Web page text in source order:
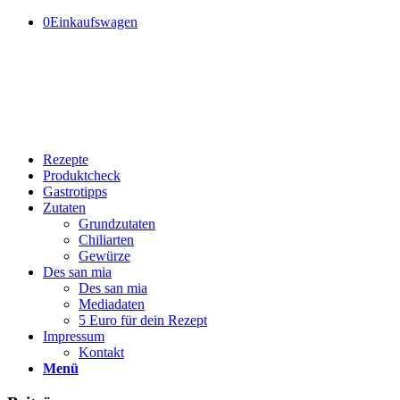
0Einkaufswagen
Rezepte
Produktcheck
Gastrotipps
Zutaten
Grundzutaten
Chiliarten
Gewürze
Des san mia
Des san mia
Mediadaten
5 Euro für dein Rezept
Impressum
Kontakt
Menü